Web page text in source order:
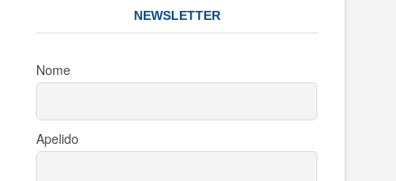
NEWSLETTER
Nome
Apelido